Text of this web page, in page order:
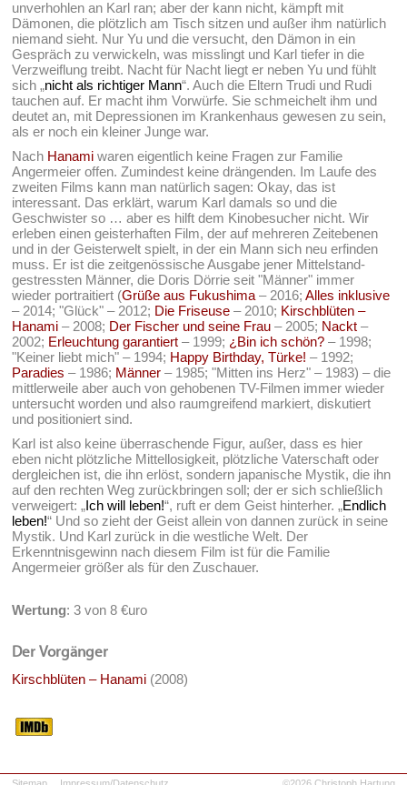
unverhohlen an Karl ran; aber der kann nicht, kämpft mit
Dämonen, die plötzlich am Tisch sitzen und außer ihm natürlich
niemand sieht. Nur Yu und die versucht, den Dämon in ein
Gespräch zu verwickeln, was misslingt und Karl tiefer in die
Verzweiflung treibt. Nacht für Nacht liegt er neben Yu und fühlt
sich „nicht als richtiger Mann“. Auch die Eltern Trudi und Rudi
tauchen auf. Er macht ihm Vorwürfe. Sie schmeichelt ihm und
deutet an, mit Depressionen im Krankenhaus gewesen zu sein,
als er noch ein kleiner Junge war.
Nach Hanami waren eigentlich keine Fragen zur Familie
Angermeier offen. Zumindest keine drängenden. Im Laufe des
zweiten Films kann man natürlich sagen: Okay, das ist
interessant. Das erklärt, warum Karl damals so und die
Geschwister so … aber es hilft dem Kinobesucher nicht. Wir
erleben einen geisterhaften Film, der auf mehreren Zeitebenen
und in der Geisterwelt spielt, in der ein Mann sich neu erfinden
muss. Er ist die zeitgenössische Ausgabe jener Mittelstand-
gestressten Männer, die Doris Dörrie seit "Männer" immer
wieder portraitiert (Grüße aus Fukushima – 2016;Alles inklusive
– 2014; "Glück" – 2012; Die Friseuse – 2010; Kirschblüten –
Hanami – 2008; Der Fischer und seine Frau – 2005; Nackt –
2002; Erleuchtung garantiert – 1999; ¿Bin ich schön? – 1998;
"Keiner liebt mich" – 1994; Happy Birthday, Türke! – 1992;
Paradies – 1986; Männer – 1985; "Mitten ins Herz" – 1983) – die
mittlerweile aber auch von gehobenen TV-Filmen immer wieder
untersucht worden und also raumgreifend markiert, diskutiert
und positioniert sind.
Karl ist also keine überraschende Figur, außer, dass es hier
eben nicht plötzliche Mittellosigkeit, plötzliche Vaterschaft oder
dergleichen ist, die ihn erlöst, sondern japanische Mystik, die ihn
auf den rechten Weg zurückbringen soll; der er sich schließlich
verweigert: „Ich will leben!“, ruft er dem Geist hinterher. „Endlich
leben!“ Und so zieht der Geist allein von dannen zurück in seine
Mystik. Und Karl zurück in die westliche Welt. Der
Erkenntnisgewinn nach diesem Film ist für die Familie
Angermeier größer als für den Zuschauer.
Wertung: 3 von 8 €uro
Der Vorgänger
Kirschblüten – Hanami (2008)